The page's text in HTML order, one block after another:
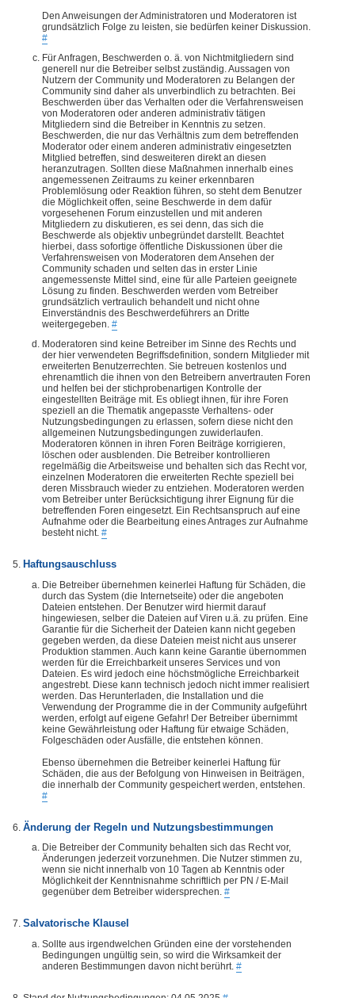
Den Anweisungen der Administratoren und Moderatoren ist
grundsätzlich Folge zu leisten, sie bedürfen keiner Diskussion.
#
Für Anfragen, Beschwerden o. ä. von Nichtmitgliedern sind
generell nur die Betreiber selbst zuständig. Aussagen von
Nutzern der Community und Moderatoren zu Belangen der
Community sind daher als unverbindlich zu betrachten. Bei
Beschwerden über das Verhalten oder die Verfahrensweisen
von Moderatoren oder anderen administrativ tätigen
Mitgliedern sind die Betreiber in Kenntnis zu setzen.
Beschwerden, die nur das Verhältnis zum dem betreffenden
Moderator oder einem anderen administrativ eingesetzten
Mitglied betreffen, sind desweiteren direkt an diesen
heranzutragen. Sollten diese Maßnahmen innerhalb eines
angemessenen Zeitraums zu keiner erkennbaren
Problemlösung oder Reaktion führen, so steht dem Benutzer
die Möglichkeit offen, seine Beschwerde in dem dafür
vorgesehenen Forum einzustellen und mit anderen
Mitgliedern zu diskutieren, es sei denn, das sich die
Beschwerde als objektiv unbegründet darstellt. Beachtet
hierbei, dass sofortige öffentliche Diskussionen über die
Verfahrensweisen von Moderatoren dem Ansehen der
Community schaden und selten das in erster Linie
angemessenste Mittel sind, eine für alle Parteien geeignete
Lösung zu finden. Beschwerden werden vom Betreiber
grundsätzlich vertraulich behandelt und nicht ohne
Einverständnis des Beschwerdeführers an Dritte
weitergegeben. #
Moderatoren sind keine Betreiber im Sinne des Rechts und
der hier verwendeten Begriffsdefinition, sondern Mitglieder mit
erweiterten Benutzerrechten. Sie betreuen kostenlos und
ehrenamtlich die ihnen von den Betreibern anvertrauten Foren
und helfen bei der stichprobenartigen Kontrolle der
eingestellten Beiträge mit. Es obliegt ihnen, für ihre Foren
speziell an die Thematik angepasste Verhaltens- oder
Nutzungsbedingungen zu erlassen, sofern diese nicht den
allgemeinen Nutzungsbedingungen zuwiderlaufen.
Moderatoren können in ihren Foren Beiträge korrigieren,
löschen oder ausblenden. Die Betreiber kontrollieren
regelmäßig die Arbeitsweise und behalten sich das Recht vor,
einzelnen Moderatoren die erweiterten Rechte speziell bei
deren Missbrauch wieder zu entziehen. Moderatoren werden
vom Betreiber unter Berücksichtigung ihrer Eignung für die
betreffenden Foren eingesetzt. Ein Rechtsanspruch auf eine
Aufnahme oder die Bearbeitung eines Antrages zur Aufnahme
besteht nicht. #
Haftungsauschluss
Die Betreiber übernehmen keinerlei Haftung für Schäden, die
durch das System (die Internetseite) oder die angeboten
Dateien entstehen. Der Benutzer wird hiermit darauf
hingewiesen, selber die Dateien auf Viren u.ä. zu prüfen. Eine
Garantie für die Sicherheit der Dateien kann nicht gegeben
gegeben werden, da diese Dateien meist nicht aus unserer
Produktion stammen. Auch kann keine Garantie übernommen
werden für die Erreichbarkeit unseres Services und von
Dateien. Es wird jedoch eine höchstmögliche Erreichbarkeit
angestrebt. Diese kann technisch jedoch nicht immer realisiert
werden. Das Herunterladen, die Installation und die
Verwendung der Programme die in der Community aufgeführt
werden, erfolgt auf eigene Gefahr! Der Betreiber übernimmt
keine Gewährleistung oder Haftung für etwaige Schäden,
Folgeschäden oder Ausfälle, die entstehen können.
Ebenso übernehmen die Betreiber keinerlei Haftung für
Schäden, die aus der Befolgung von Hinweisen in Beiträgen,
die innerhalb der Community gespeichert werden, entstehen.
#
Änderung der Regeln und Nutzungsbestimmungen
Die Betreiber der Community behalten sich das Recht vor,
Änderungen jederzeit vorzunehmen. Die Nutzer stimmen zu,
wenn sie nicht innerhalb von 10 Tagen ab Kenntnis oder
Möglichkeit der Kenntnisnahme schriftlich per PN / E-Mail
gegenüber dem Betreiber widersprechen. #
Salvatorische Klausel
Sollte aus irgendwelchen Gründen eine der vorstehenden
Bedingungen ungültig sein, so wird die Wirksamkeit der
anderen Bestimmungen davon nicht berührt. #